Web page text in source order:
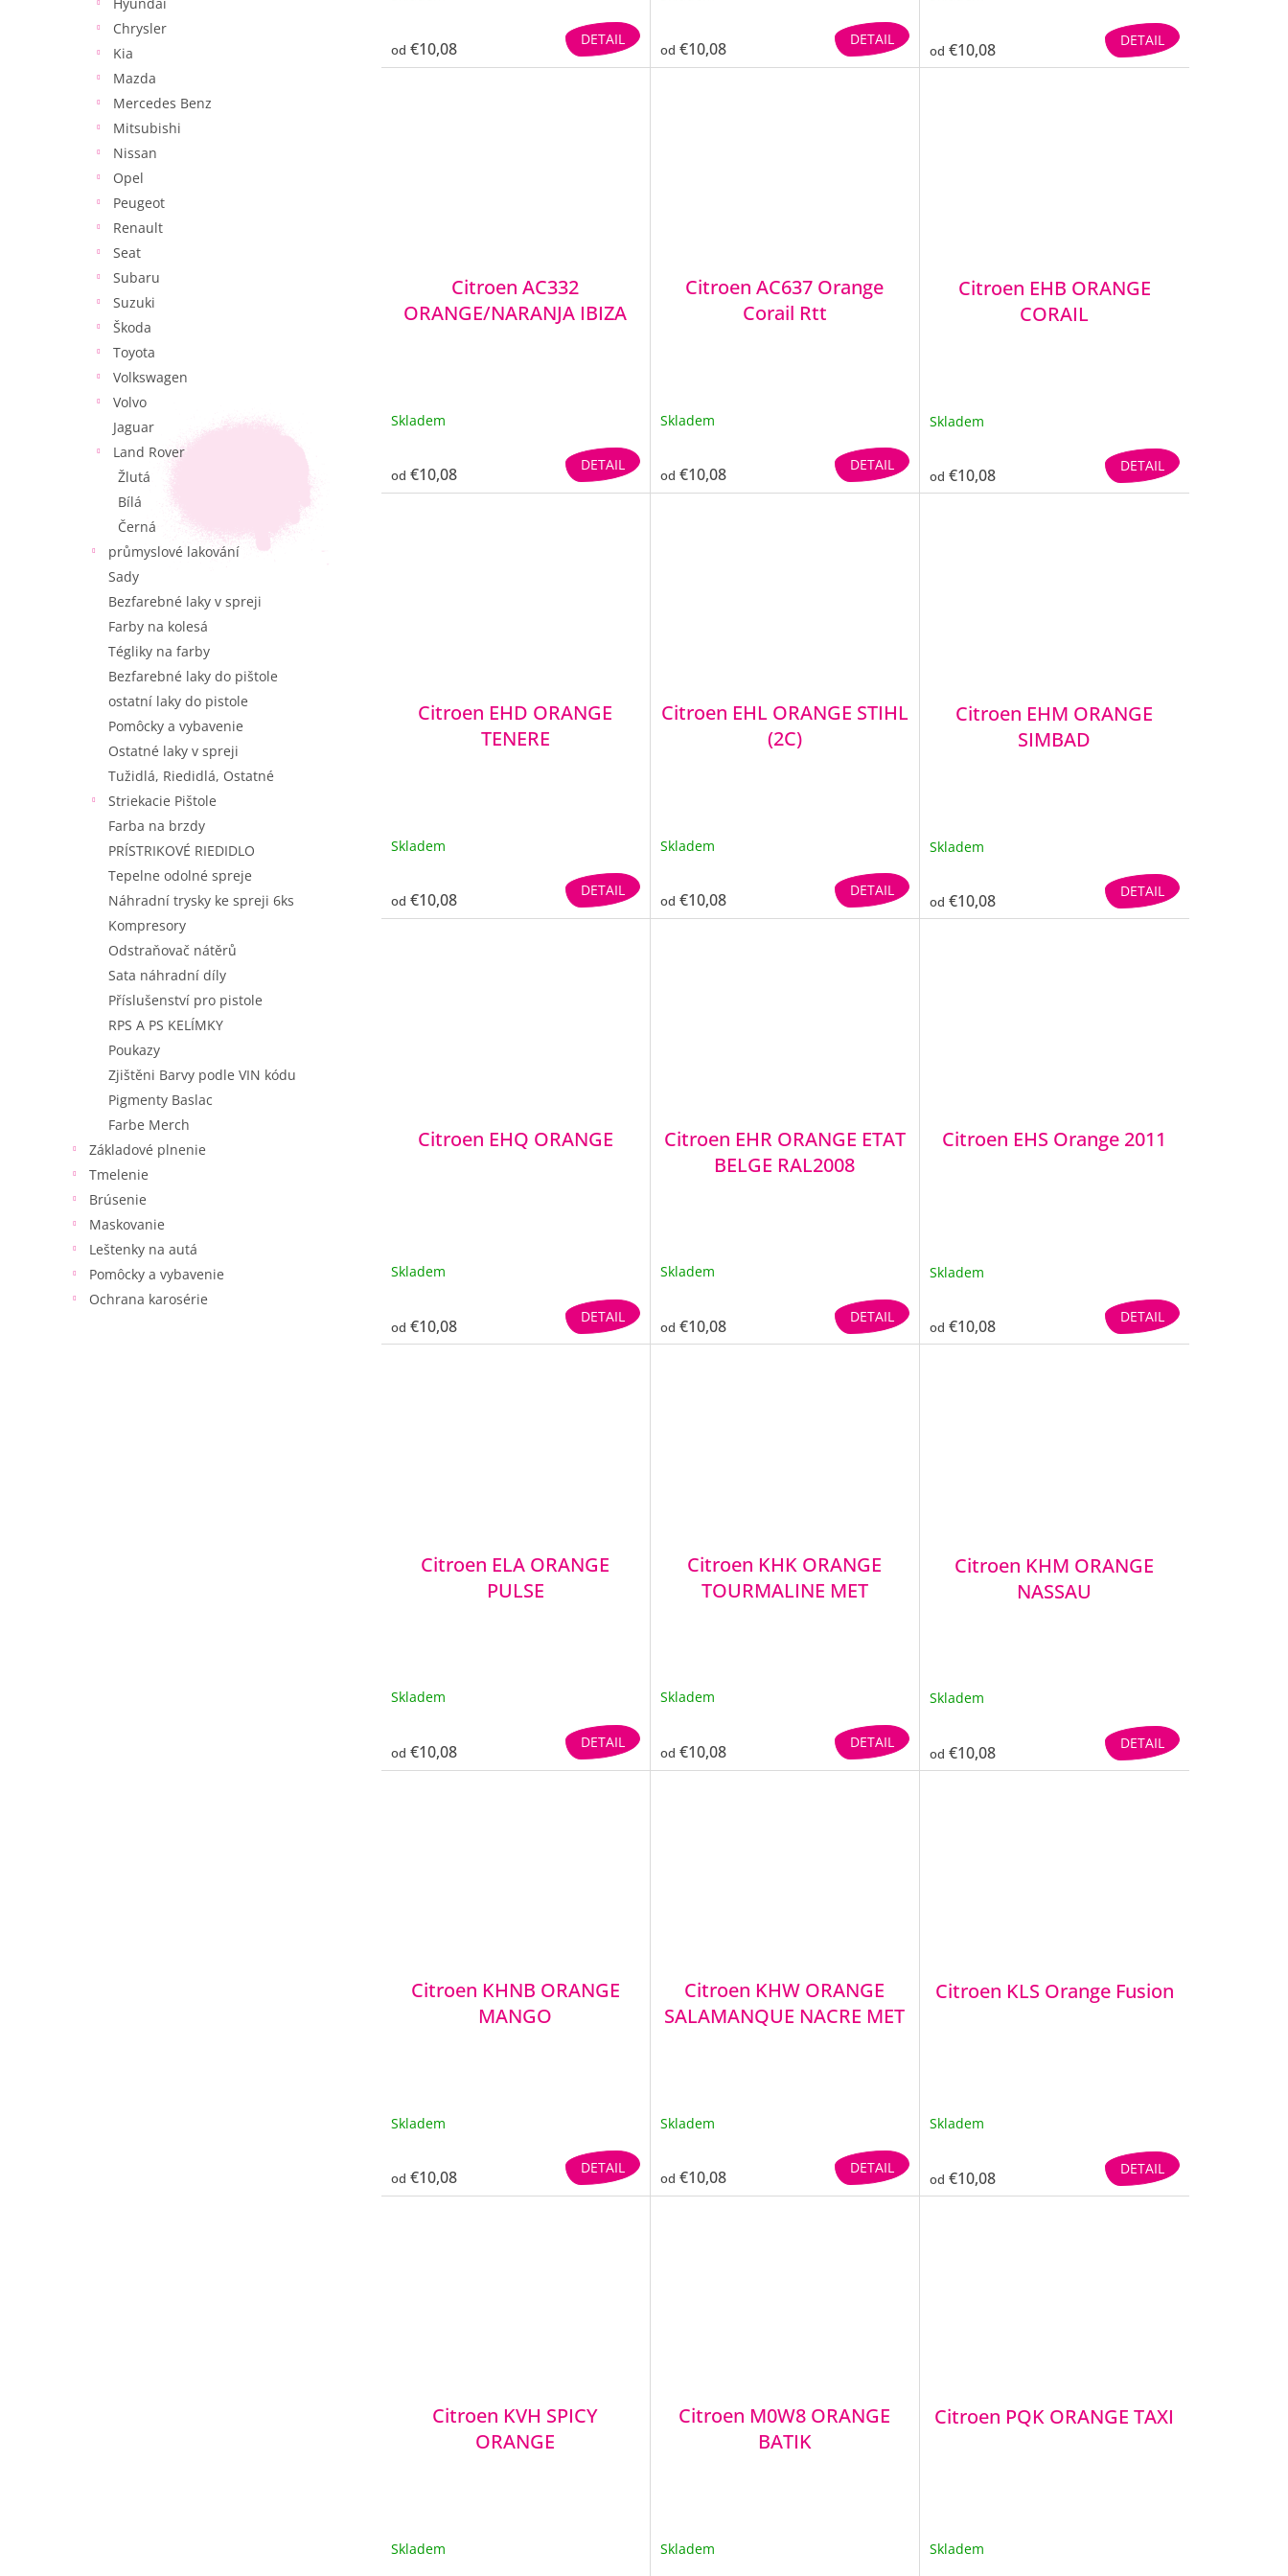
Chrysler
Kia
Mazda
Mercedes Benz
Mitsubishi
Nissan
Opel
Peugeot
Renault
Seat
Subaru
Suzuki
Škoda
Toyota
Volkswagen
Volvo
Jaguar
Land Rover
Žlutá
Bílá
Černá
průmyslové lakování
Sady
Bezfarebné laky v spreji
Farby na kolesá
Tégliky na farby
Bezfarebné laky do pištole
ostatní laky do pistole
Pomôcky a vybavenie
Ostatné laky v spreji
Tužidlá, Riedidlá, Ostatné
Striekacie Pištole
Farba na brzdy
PRÍSTRIKOVÉ RIEDIDLO
Tepelne odolné spreje
Náhradní trysky ke spreji 6ks
Kompresory
Odstraňovač nátěrů
Sata náhradní díly
Příslušenství pro pistole
RPS A PS KELÍMKY
Poukazy
Zjištěni Barvy podle VIN kódu
Pigmenty Baslac
Farbe Merch
Základové plnenie
Tmelenie
Brúsenie
Maskovanie
Leštenky na autá
Pomôcky a vybavenie
Ochrana karosérie
od €10,08 DETAIL
od €10,08 DETAIL
od €10,08 DETAIL
Citroen AC332
ORANGE/NARANJA IBIZA
Skladem
od €10,08 DETAIL
Citroen AC637 Orange
Corail Rtt
Skladem
od €10,08 DETAIL
Citroen EHB ORANGE
CORAIL
Skladem
od €10,08 DETAIL
Citroen EHD ORANGE
TENERE
Skladem
od €10,08 DETAIL
Citroen EHL ORANGE STIHL
(2C)
Skladem
od €10,08 DETAIL
Citroen EHM ORANGE
SIMBAD
Skladem
od €10,08 DETAIL
Citroen EHQ ORANGE
Skladem
od €10,08 DETAIL
Citroen EHR ORANGE ETAT
BELGE RAL2008
Skladem
od €10,08 DETAIL
Citroen EHS Orange 2011
Skladem
od €10,08 DETAIL
Citroen ELA ORANGE
PULSE
Skladem
od €10,08 DETAIL
Citroen KHK ORANGE
TOURMALINE MET
Skladem
od €10,08 DETAIL
Citroen KHM ORANGE
NASSAU
Skladem
od €10,08 DETAIL
Citroen KHNB ORANGE
MANGO
Skladem
od €10,08 DETAIL
Citroen KHW ORANGE
SALAMANQUE NACRE MET
Skladem
od €10,08 DETAIL
Citroen KLS Orange Fusion
Skladem
od €10,08 DETAIL
Citroen KVH SPICY
ORANGE
Skladem
Citroen M0W8 ORANGE
BATIK
Skladem
Citroen PQK ORANGE TAXI
Skladem